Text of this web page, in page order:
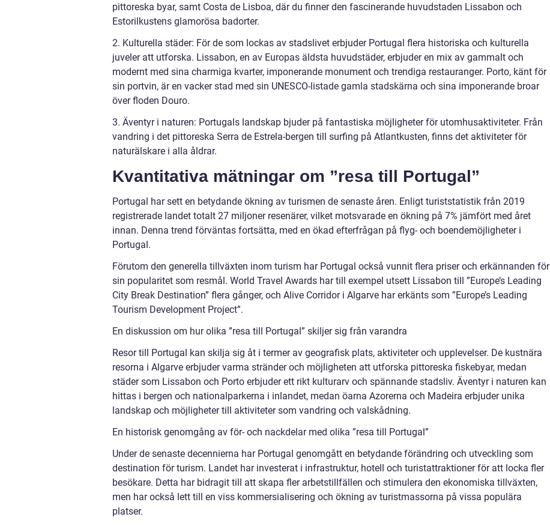
pittoreska byar, samt Costa de Lisboa, där du finner den fascinerande huvudstaden Lissabon och
Estorilkustens glamorösa badorter.
2. Kulturella städer: För de som lockas av stadslivet erbjuder Portugal flera historiska och kulturella
juveler att utforska. Lissabon, en av Europas äldsta huvudstäder, erbjuder en mix av gammalt och
modernt med sina charmiga kvarter, imponerande monument och trendiga restauranger. Porto, känt för
sin portvin, är en vacker stad med sin UNESCO-listade gamla stadskärna och sina imponerande broar
över floden Douro.
3. Äventyr i naturen: Portugals landskap bjuder på fantastiska möjligheter för utomhusaktiviteter. Från
vandring i det pittoreska Serra de Estrela-bergen till surfing på Atlantkusten, finns det aktiviteter för
naturälskare i alla åldrar.
Kvantitativa mätningar om ”resa till Portugal”
Portugal har sett en betydande ökning av turismen de senaste åren. Enligt turiststatistik från 2019
registrerade landet totalt 27 miljoner resenärer, vilket motsvarade en ökning på 7% jämfört med året
innan. Denna trend förväntas fortsätta, med en ökad efterfrågan på flyg- och boendemöjligheter i
Portugal.
Förutom den generella tillväxten inom turism har Portugal också vunnit flera priser och erkännanden för
sin popularitet som resmål. World Travel Awards har till exempel utsett Lissabon till ”Europe’s Leading
City Break Destination” flera gånger, och Alive Corridor i Algarve har erkänts som ”Europe’s Leading
Tourism Development Project”.
En diskussion om hur olika ”resa till Portugal” skiljer sig från varandra
Resor till Portugal kan skilja sig åt i termer av geografisk plats, aktiviteter och upplevelser. De kustnära
resorna i Algarve erbjuder varma stränder och möjligheten att utforska pittoreska fiskebyar, medan
städer som Lissabon och Porto erbjuder ett rikt kulturarv och spännande stadsliv. Äventyr i naturen kan
hittas i bergen och nationalparkerna i inlandet, medan öarna Azorerna och Madeira erbjuder unika
landskap och möjligheter till aktiviteter som vandring och valskådning.
En historisk genomgång av för- och nackdelar med olika ”resa till Portugal”
Under de senaste decennierna har Portugal genomgått en betydande förändring och utveckling som
destination för turism. Landet har investerat i infrastruktur, hotell och turistattraktioner för att locka fler
besökare. Detta har bidragit till att skapa fler arbetstillfällen och stimulera den ekonomiska tillväxten,
men har också lett till en viss kommersialisering och ökning av turistmassorna på vissa populära
platser.